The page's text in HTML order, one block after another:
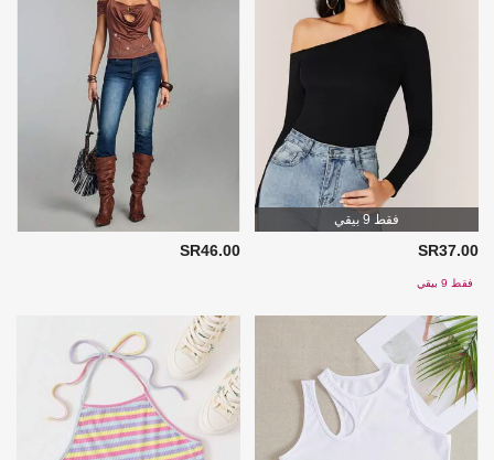
فقط 9 بيقي
SR37.00
فقط 9 بيقي
SR46.00